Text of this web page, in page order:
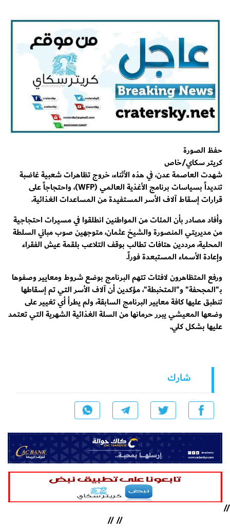
حفظ الصورة
كريتر سكاي/خاص
شهدت العاصمة عدن، في هذه الأثناء، خروج تظاهرات شعبية غاضبة
تنديداً بسياسات برنامج الأغذية العالمي (WFP)، واحتجاجاً على
قرارات إسقاط آلاف الأسر المستفيدة من المساعدات الغذائية.
وأفاد مصادر بأن المئات من المواطنين انطلقوا في مسيرات احتجاجية
من مديريتي المنصورة والشيخ عثمان، متوجهين صوب مباني السلطة
المحلية، مرددين هتافات تطالب بوقف التلاعب بلقمة عيش الفقراء
وإعادة الأسماء المستبعدة فوراً.
ورفع المتظاهرون لافتات تتهم البرنامج بوضع شروط ومعايير وصفوها
بـ"المجحفة" و"المتخبطة"، مؤكدين أن آلاف الأسر التي تم إسقاطها
تنطبق عليها كافة معايير البرنامج السابقة، ولم يطرأ أي تغيير على
وضعها المعيشي يبرر حرمانها من السلة الغذائية الشهرية التي تعتمد
عليها بشكل كلي.
شارك
//
//
//